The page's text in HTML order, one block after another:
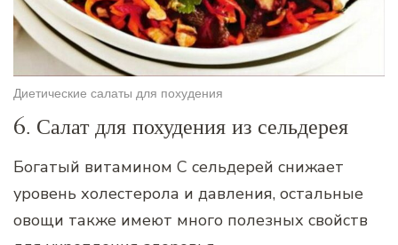
Диетические салаты для похудения
6. Салат для похудения из сельдерея
Богатый витамином С сельдерей снижает
уровень холестерола и давления, остальные
овощи также имеют много полезных свойств